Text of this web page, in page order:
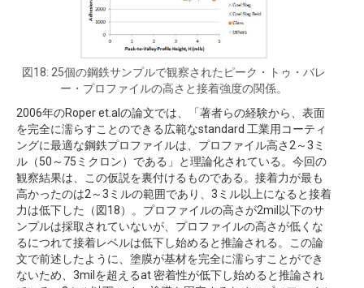
図18: 25個の鋼鉄サンプルで観察されたピーク・トゥ・バレ
ー・プロファイルの高さと接着強度の関係。
2006年のRoper et.alの論文では、「著者らの経験から、表面
を完全に濡らすことのできる広範なstandard 工業用コーティ
ングに最適な鋼鉄プロファイルは、プロファイル高さ2～3ミ
ル（50～75ミクロン）である」と理論化されている。今回の
観察結果は、この仮説を裏付けるものである。接着力が最も
高かったのは2～3ミルの範囲であり、3ミル以上になると接着
力は低下した（図18）。プロファイルの高さが2mil以下のサ
ンプルは採取されていないが、プロファイルの高さが低くな
るにつれて接着レベルは低下し始めると推論される。この論
文で前述したように、塗膜が基材を完全に濡らすことができ
ないため、3milを超えるat 密着性が低下し始めると推論され